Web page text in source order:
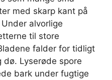
med skarp kant på
alvorlige
til store
falder for tidligt
dø. Lyserøde spore
bark under fugtige